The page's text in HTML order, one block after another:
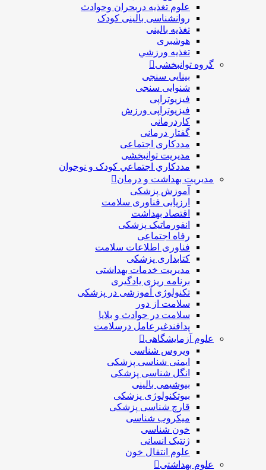
علوم تغذیه دربحران وحوادث
روانشناسی بالینی کودک
تغذیه بالینی
هوشبری
تغذيه ورزشي
گروه توانبخشی
بینایی سنجی
شنوایی سنجی
فیزیوتراپی
فیزیوتراپی ورزش
کاردرمانی
گفتار درمانی
مددکاری اجتماعی
مديريت توانبخشی
مددکاري اجتماعي کودک و نوجوان
مدیریت بهداشت و درمان
آموزش پزشکی
ارزیابی فناوری سلامت
اقتصاد بهداشت
انفورماتیک پزشکی
رفاه اجتماعی
فناوری اطلاعات سلامت
کتابداری پزشکی
مديريت خدمات بهداشتی
برنامه ریزی یادگیری
تکنولوژی آموزشی در پزشکی
سلامت از دور
سلامت در حوادث و بلایا
پدافندغیرعامل درسلامت
علوم آزمایشگاهی
ویروس شناسی
ایمنی شناسی پزشكی
انگل شناسی پزشکی
بیوشیمی بالینی
بیوتکنولوژی پزشکی
قارچ شناسی پزشکی
ميكروب شناسی
خون شناسی
ژنتیک انسانی
علوم انتقال خون
علوم بهداشتی